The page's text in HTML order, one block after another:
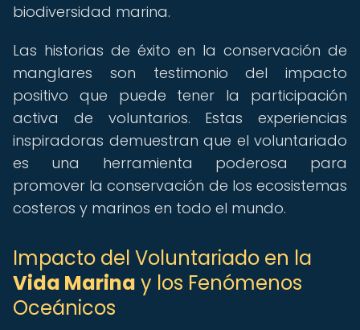
biodiversidad marina.
Las historias de éxito en la conservación de
manglares son testimonio del impacto
positivo que puede tener la participación
activa de voluntarios. Estas experiencias
inspiradoras demuestran que el voluntariado
es una herramienta poderosa para
promover la conservación de los ecosistemas
costeros y marinos en todo el mundo.
Impacto del Voluntariado en la
Vida Marina y los Fenómenos
Oceánicos